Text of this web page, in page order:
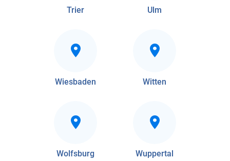
Trier Ulm
Wiesbaden Witten
Wolfsburg Wuppertal